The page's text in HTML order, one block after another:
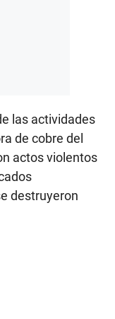
las actividades
de cobre del
actos violentos
destruyeron